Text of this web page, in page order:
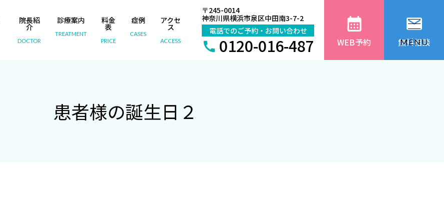
院長紹
介
DOCTOR
診療案内
TREATMENT
料金
表
PRICE
症例
CASES
アクセ
ス
ACCESS
〒245-0014
神奈川県横浜市泉区中田南3-7-2
電話でのご予約・お問い合わせ
0120-016-487 WEB予約 無料相談
MENU
患者様の誕生日２